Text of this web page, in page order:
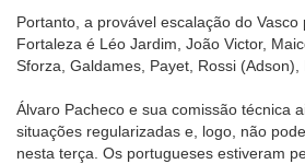
Portanto, a provável escalação do
Fortaleza é Léo Jardim, João Victor,
Sforza, Galdames, Payet, Rossi (Adson),
Álvaro Pacheco e sua comissão técnica
situações regularizadas e, logo, não
nesta terça. Os portugueses estiveram